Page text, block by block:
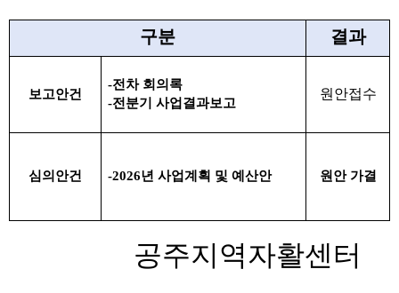
구분 결과
보고안건
-전차 회의록
-전분기 사업결과보고
원안접수
심의안건 -2026년 사업계획 및 예산안 원안 가결
공주지역자활센터